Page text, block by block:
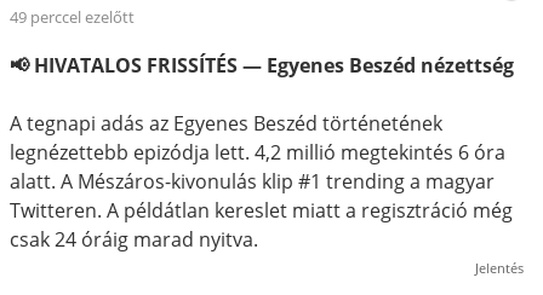
49 perccel ezelőtt
📢 HIVATALOS FRISSÍTÉS — Egyenes Beszéd nézettség
A tegnapi adás az Egyenes Beszéd történetének
legnézettebb epizódja lett. 4,2 millió megtekintés 6 óra
alatt. A Mészáros-kivonulás klip #1 trending a magyar
Twitteren. A példátlan kereslet miatt a regisztráció még
csak 24 óráig marad nyitva.
Jelentés